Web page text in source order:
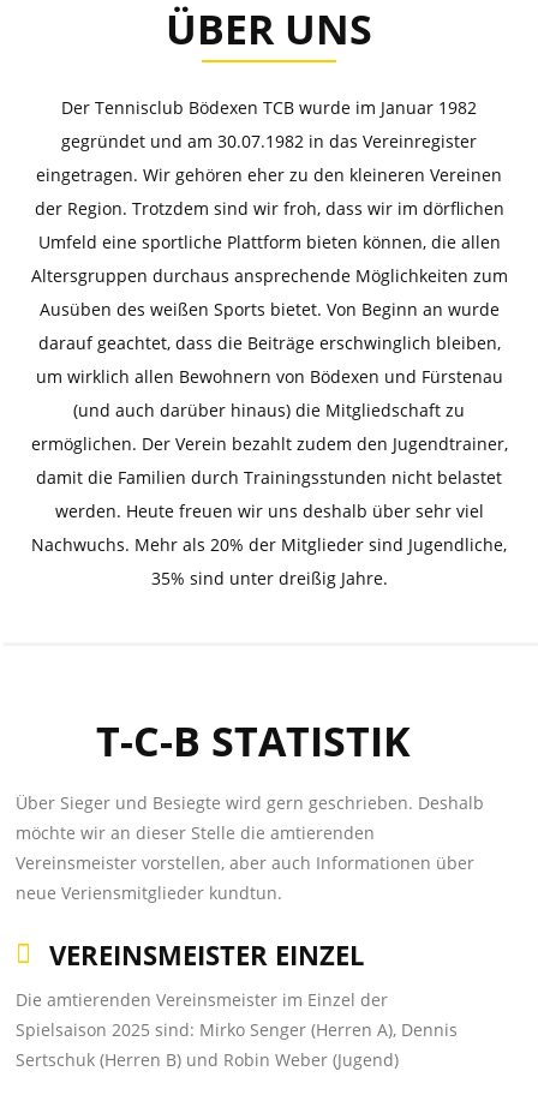
ÜBER UNS
Der Tennisclub Bödexen TCB wurde im Januar 1982
gegründet und am 30.07.1982 in das Vereinregister
eingetragen. Wir gehören eher zu den kleineren Vereinen
der Region. Trotzdem sind wir froh, dass wir im dörflichen
Umfeld eine sportliche Plattform bieten können, die allen
Altersgruppen durchaus ansprechende Möglichkeiten zum
Ausüben des weißen Sports bietet. Von Beginn an wurde
darauf geachtet, dass die Beiträge erschwinglich bleiben,
um wirklich allen Bewohnern von Bödexen und Fürstenau
(und auch darüber hinaus) die Mitgliedschaft zu
ermöglichen. Der Verein bezahlt zudem den Jugendtrainer,
damit die Familien durch Trainingsstunden nicht belastet
werden. Heute freuen wir uns deshalb über sehr viel
Nachwuchs. Mehr als 20% der Mitglieder sind Jugendliche,
35% sind unter dreißig Jahre.
T-C-B STATISTIK
Über Sieger und Besiegte wird gern geschrieben. Deshalb
möchte wir an dieser Stelle die amtierenden
Vereinsmeister vorstellen, aber auch Informationen über
neue Veriensmitglieder kundtun.
VEREINSMEISTER EINZEL
Die amtierenden Vereinsmeister im Einzel der
Spielsaison 2025 sind: Mirko Senger (Herren A), Dennis
Sertschuk (Herren B) und Robin Weber (Jugend)